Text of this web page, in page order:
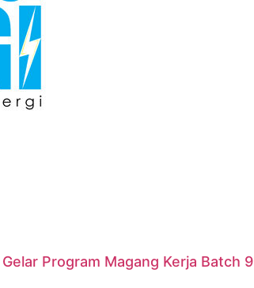
Program Magang Kerja Batch 9